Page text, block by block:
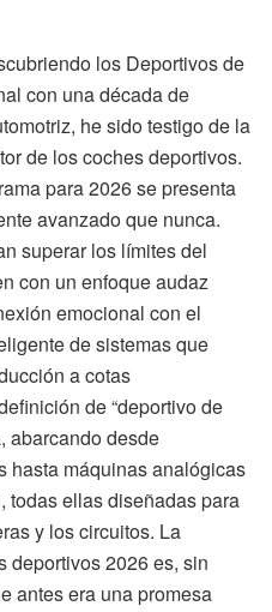
los Deportivos de
con una década de
he sido testigo de la
de los coches deportivos.
para 2026 se presenta
avanzado que nunca.
superar los límites del
con un enfoque audaz
emocional con el
de sistemas que
a cotas
de “deportivo de
abarcando desde
hasta máquinas analógicas
todas ellas diseñadas para
y los circuitos. La
deportivos 2026 es, sin
antes era una promesa